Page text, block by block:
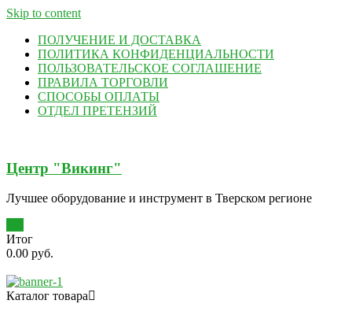
Skip to content
ПОЛУЧЕНИЕ И ДОСТАВКА
ПОЛИТИКА КОНФИДЕНЦИАЛЬНОСТИ
ПОЛЬЗОВАТЕЛЬСКОЕ СОГЛАШЕНИЕ
ПРАВИЛА ТОРГОВЛИ
СПОСОБЫ ОПЛАТЫ
ОТДЕЛ ПРЕТЕНЗИЙ
Центр "Викинг"
Лучшее оборудование и инструмент в Тверском регионе
Итог
0.00 руб.
Каталог товара